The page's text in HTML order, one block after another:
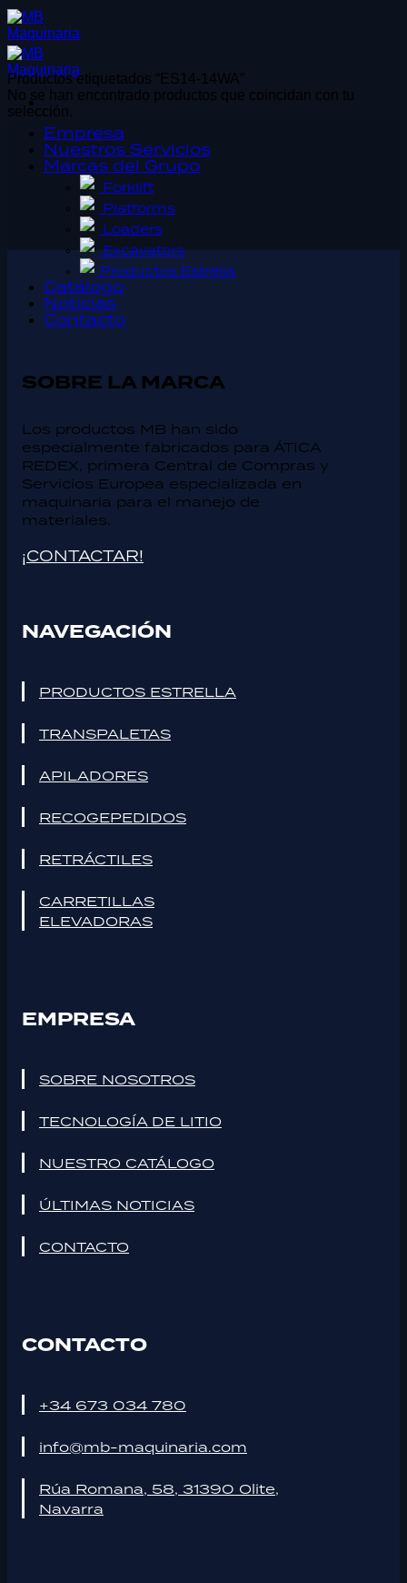
Saltar
al
contenido
Empresa
Nuestros Servicios
Marcas del Grupo
Forklift
Platforms
Loaders
Excavators
Productos Estrella
Catálogo
Noticias
Contacto
Productos etiquetados “ES14-14WA”
No se han encontrado productos que coincidan con tu
selección.
SOBRE LA MARCA
Los productos MB han sido
especialmente fabricados para ÁTICA
REDEX, primera Central de Compras y
Servicios Europea especializada en
maquinaria para el manejo de
materiales.
¡CONTACTAR!
NAVEGACIÓN
PRODUCTOS ESTRELLA
TRANSPALETAS
APILADORES
RECOGEPEDIDOS
RETRÁCTILES
CARRETILLAS
ELEVADORAS
EMPRESA
SOBRE NOSOTROS
TECNOLOGÍA DE LITIO
NUESTRO CATÁLOGO
ÚLTIMAS NOTICIAS
CONTACTO
CONTACTO
+34 673 034 780
info@mb-maquinaria.com
Rúa Romana, 58, 31390 Olite,
Navarra